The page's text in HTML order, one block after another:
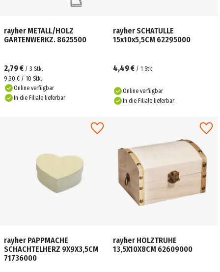
rayher METALL/HOLZ
GARTENWERKZ. 8625500
2,79 € / 3 Stk.
9,30 € / 10 Stk.
Online verfügbar
In die Filiale lieferbar
rayher SCHATULLE
15x10x5,5CM 62295000
4,49 € / 1 Stk.
Online verfügbar
In die Filiale lieferbar
rayher PAPPMACHE
SCHACHTELHERZ 9X9X3,5CM
71736000
rayher HOLZTRUHE
13,5X10X8CM 62609000